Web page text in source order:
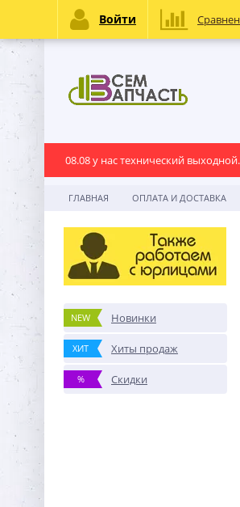
08.08 у нас технический
ГЛАВНАЯ ОПЛАТА И ДОСТАВКА
NEW Новинки
ХИТ Хиты продаж
% Скидки
Войти